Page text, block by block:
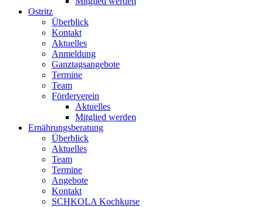
Ostritz
Überblick
Kontakt
Aktuelles
Anmeldung
Ganztagsangebote
Termine
Team
Förderverein
Aktuelles
Mitglied werden
Ernährungsberatung
Überblick
Aktuelles
Team
Termine
Angebote
Kontakt
SCHKOLA Kochkurse